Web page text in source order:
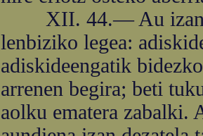
XII. 44.— Au izan
lenbiziko legea:
adiskideengatik
arrenen begira; beti
aolku ematera zabalki.